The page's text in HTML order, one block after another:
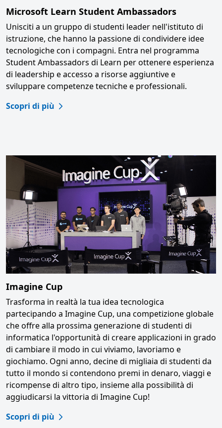
Microsoft Learn Student Ambassadors
Unisciti a un gruppo di studenti leader nell'istituto di
istruzione, che hanno la passione di condividere idee
tecnologiche con i compagni. Entra nel programma
Student Ambassadors di Learn per ottenere esperienza
di leadership e accesso a risorse aggiuntive e
sviluppare competenze tecniche e professionali.
Scopri di più
Imagine Cup
Trasforma in realtà la tua idea tecnologica
partecipando a Imagine Cup, una competizione globale
che offre alla prossima generazione di studenti di
informatica l'opportunità di creare applicazioni in grado
di cambiare il modo in cui viviamo, lavoriamo e
giochiamo. Ogni anno, decine di migliaia di studenti da
tutto il mondo si contendono premi in denaro, viaggi e
ricompense di altro tipo, insieme alla possibilità di
aggiudicarsi la vittoria di Imagine Cup!
Scopri di più